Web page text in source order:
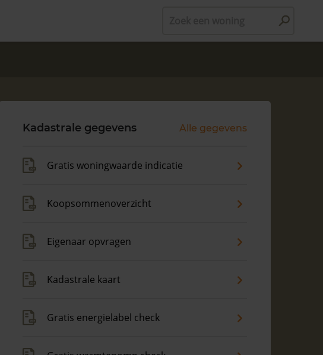
Kadastrale gegevens Alle gegevens
Gratis woningwaarde indicatie
Koopsommenoverzicht
Eigenaar opvragen
Kadastrale kaart
Gratis energielabel check